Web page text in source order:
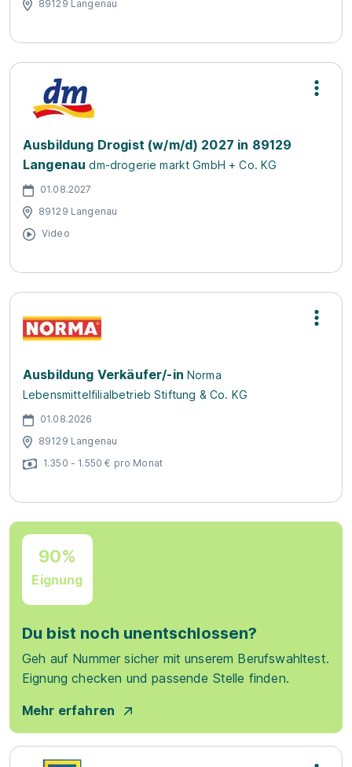
89129 Langenau
Ausbildung Drogist (w/m/d) 2027 in 89129
Langenau dm-drogerie markt GmbH + Co. KG
01.08.2027
89129 Langenau
Video
Ausbildung Verkäufer/-in Norma
Lebensmittelfilialbetrieb Stiftung & Co. KG
01.08.2026
89129 Langenau
1.350 - 1.550 € pro Monat
90%
Eignung
Du bist noch unentschlossen?
Geh auf Nummer sicher mit unserem Berufswahltest.
Eignung checken und passende Stelle finden.
Mehr erfahren